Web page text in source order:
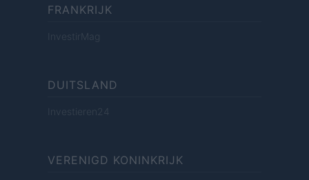
FRANKRIJK
InvestirMag
DUITSLAND
Investieren24
VERENIGD KONINKRIJK